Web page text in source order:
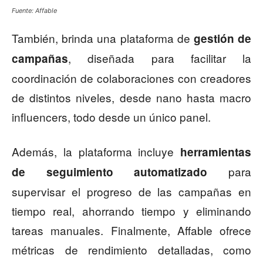
Fuente: Affable
También, brinda una plataforma de gestión de
campañas, diseñada para facilitar la
coordinación de colaboraciones con creadores
de distintos niveles, desde nano hasta macro
influencers, todo desde un único panel.
Además, la plataforma incluye herramientas
de seguimiento automatizado para
supervisar el progreso de las campañas en
tiempo real, ahorrando tiempo y eliminando
tareas manuales. Finalmente, Affable ofrece
métricas de rendimiento detalladas, como